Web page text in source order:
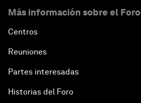
Más información sobre el Foro
Centros
Reuniones
Partes interesadas
Historias del Foro